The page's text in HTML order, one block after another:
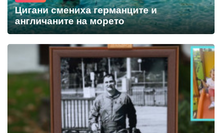
Цигани смениха германците и
англичаните на морето